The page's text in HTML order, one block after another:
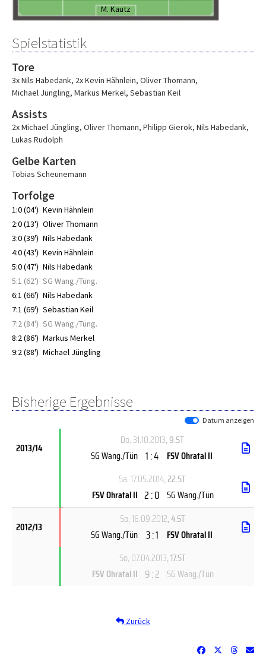
M. Kautz
Spielstatistik
Tore
3x Nils Habedank, 2x Kevin Hähnlein, Oliver Thomann,
Michael Jüngling, Markus Merkel, Sebastian Keil
Assists
2x Michael Jüngling, Oliver Thomann, Philipp Gierok, Nils Habedank,
Lukas Rudolph
Gelbe Karten
Tobias Scheunemann
Torfolge
1:0 (04') Kevin Hähnlein
2:0 (13') Oliver Thomann
3:0 (39') Nils Habedank
4:0 (43') Kevin Hähnlein
5:0 (47') Nils Habedank
5:1 (62') SG Wang./Tüng.
6:1 (66') Nils Habedank
7:1 (69') Sebastian Keil
7:2 (84') SG Wang./Tüng.
8:2 (86') Markus Merkel
9:2 (88') Michael Jüngling
Bisherige Ergebnisse
Datum anzeigen
2013/14
Do, 31.10.2013, 9.ST
SG Wang./Tün 1 : 4 FSV Ohratal II
Sa, 17.05.2014, 22.ST
FSV Ohratal II 2 : 0 SG Wang./Tün
2012/13
So, 16.09.2012, 4.ST
SG Wang./Tün 3 : 1
FSV Ohratal II
So, 07.04.2013, 17.ST
FSV Ohratal II 9 : 2 SG Wang./Tün
Zurück